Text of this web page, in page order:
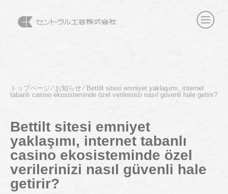
トップページ⁄ お知らせ⁄ Bettilt sitesi emniyet yaklaşımı, internet
tabanlı casino ekosisteminde özel verilerinizi nasıl güvenli hale getirir?
Bettilt sitesi emniyet
yaklaşımı, internet tabanlı
casino ekosisteminde özel
verilerinizi nasıl güvenli hale
getirir?